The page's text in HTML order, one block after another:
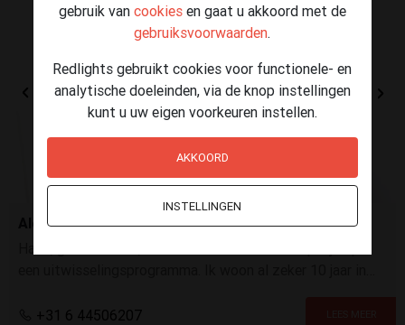
gebruik van cookiesen gaat u akkoord met de
gebruiksvoorwaarden.
Redlights gebruikt cookies voor functionele- en
analytische doeleinden, via de knop instellingen
kunt u uw eigen voorkeuren instellen.
AKKOORD
INSTELLINGEN
Alejandra
+31 6 44506207